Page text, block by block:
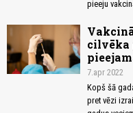
pieeju
cilvēka
7.apr 2022
Kopš šā
pret vēzi